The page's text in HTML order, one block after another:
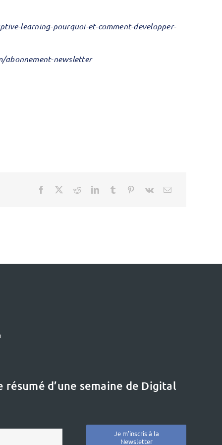
learning-pourquoi-et-comment-developper-
abonnement-newsletter
d’une semaine de Digital
Je m'inscris à la
Newsletter
« L’innovation en